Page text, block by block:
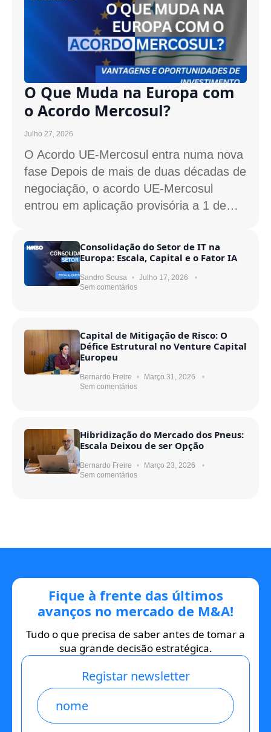
O Que Muda na Europa com
o Acordo Mercosul?
Julho 27, 2026
O Acordo UE-Mercosul entra numa nova
fase Depois de mais de duas décadas de
negociação, o acordo UE-Mercosul
entrou em aplicação provisória a 1 de…
Consolidação do Setor de IT na
Europa: Escala, Capital e o Fator IA
Sandro Sousa
Julho 17, 2026
Sem comentários
Capital de Mitigação de Risco: O
Défice Estrutural no Venture Capital
Europeu
Bernardo Freire
Março 31, 2026
Sem comentários
Hibridização do Mercado dos Pneus:
Escala Deixou de ser Opção
Bernardo Freire
Março 23, 2026
Sem comentários
Fique à frente das últimos
avanços no mercado de M&A!
Tudo o que precisa de saber antes de tomar a
sua grande decisão estratégica.
Registar newsletter
Name